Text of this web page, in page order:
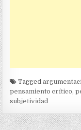
Tagged
pensamiento crítico,
subjetividad